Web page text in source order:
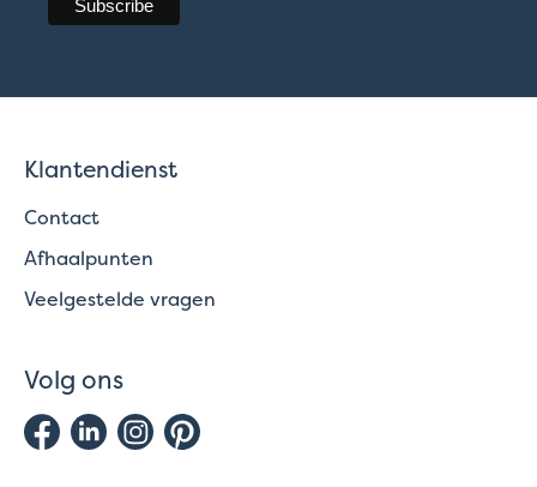
Klantendienst
Contact
Afhaalpunten
Veelgestelde vragen
Volg ons